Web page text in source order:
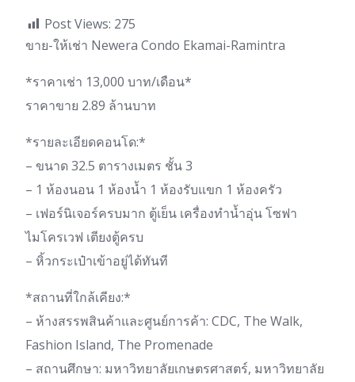
Post Views: 275
ขาย-ให้เช่า Newera Condo Ekamai-Ramintra
*ราคาเช่า 13,000 บาท/เดือน*
ราคาขาย 2.89 ล้านบาท
*รายละเอียดคอนโด:*
– ขนาด 32.5 ตารางเมตร ชั้น 3
– 1 ห้องนอน 1 ห้องน้ำ 1 ห้องรับแขก 1 ห้องครัว
– เฟอร์นิเจอร์ครบมาก ตู้เย็น เครื่องทำน้ำอุ่น โซฟา
ไมโครเวฟ เตียงตู้ครบ
– หิ้วกระเป๋าเข้าอยู่ได้ทันที
*สถานที่ใกล้เคียง:*
– ห้างสรรพสินค้าและศูนย์การค้า: CDC, The Walk,
Fashion Island, The Promenade
– สถานศึกษา: มหาวิทยาลัยเกษตรศาสตร์, มหาวิทยาลัย